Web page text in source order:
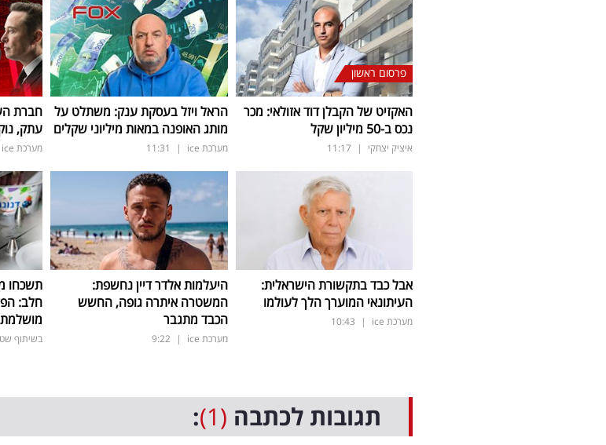
פרסום ראשון
האקזיט של הקבלן דוד אזולאי: מכר
נכס ב-50 מיליון שקל
איציק יצחקי |
11:17
הראל ויזל בעסקת ענק: משתלט על
מותג האופנה במאות מיליוני שקלים
מערכת ice |
11:31
חברת
עתק,
מערכת ice
אבל כבד בתקשורת הישראלית:
העיתונאי המוערך הלך לעולמו
מערכת ice |
10:43
היעלמות אלדר דיין נחשפת:
המשטרה איתרה גופה, החשש
הכבד מתגבר
מערכת ice |
9:22
תשכחו
חלב:
מושלמת
בשיתוף
תגובות לכתבה (1)
: